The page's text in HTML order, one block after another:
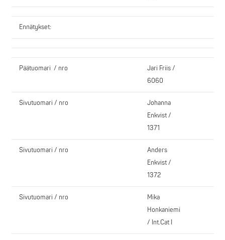
Ennätykset:
Päätuomari / nro
Jari Friis /
6060
Sivutuomari / nro
Johanna
Enkvist /
1371
Sivutuomari / nro
Anders
Enkvist /
1372
Sivutuomari / nro
Mika
Honkaniemi
/ Int.Cat I